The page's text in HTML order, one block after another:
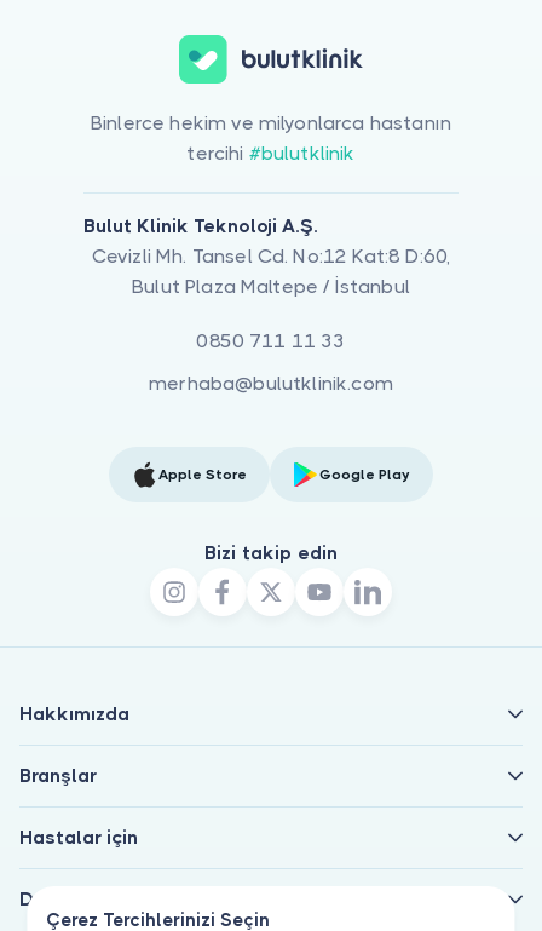
Çerez Tercihlerinizi Seçin
Binlerce hekim ve milyonlarca hastanın
tercihi #bulutklinik
Bulut Klinik Teknoloji A.Ş.
Cevizli Mh. Tansel Cd. No:12 Kat:8 D:60,
Bulut Plaza Maltepe / İstanbul
0850 711 11 33
merhaba@bulutklinik.com
Apple Store Google Play
Bizi takip edin
Hakkımızda
Branşlar
Hastalar için
Doktorlar için